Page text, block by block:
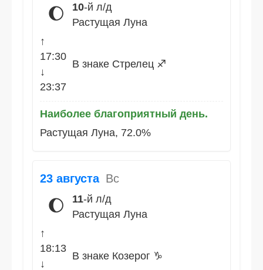
🌔 10-й л/д
Растущая Луна
↑
17:30
↓
23:37
В знаке Стрелец ♐
Наиболее благоприятный день.
Растущая Луна, 72.0%
23 августа Вс
🌔 11-й л/д
Растущая Луна
↑
18:13
↓
В знаке Козерог ♑